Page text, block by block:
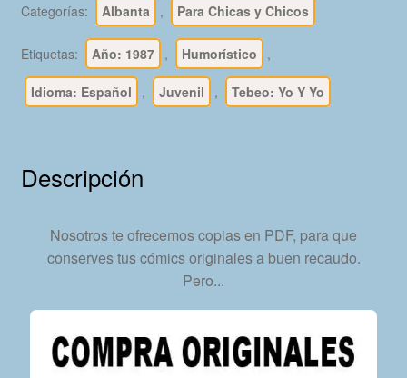
-
Colección
Completa
6
Formato
Descarga
Categorías: Albanta , Para Chicas y Chicos
Etiquetas: Año: 1987 , Humorístico ,
Idioma: Español , Juvenil , Tebeo: Yo Y Yo
Descripción
Nosotros te ofrecemos copias en PDF, para que
conserves tus cómics originales a buen recaudo.
Pero...